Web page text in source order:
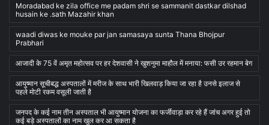
Moradabad ke zila office me padam shri se sammanit dastkar dilshad
husain ke .sath Mazahir khan
waadi diwas ke mouke par jan samasaya sunta Thana Bhojpur
Prabhari
आजादी के 75 वें अमृत महोत्सव पर हर देशवासी ने खुशनुमा माहौल में मनाया: फसी उर रहमान बेग
आयुष्मान सूचीबद्ध अस्पतालों में मरीज के साथ भारी खिलवाड़ किया जा रहा है उनसे इलाज से
पहले मोटी रकम वसूली जाती है
जनपद के कई नाम तीन अस्पताल भी आयुष्मान योजना का फर्जीवाड़ा कर रहे हैं जांच अगर हुई तो
कई बड़े अस्पतालों का नाम खुल कर आ सकता है